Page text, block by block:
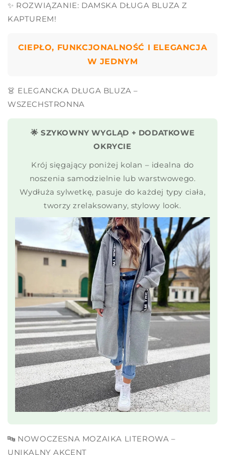
✨ ROZWIĄZANIE: DAMSKA DŁUGA BLUZA Z
KAPTUREM!
CIEPŁO, FUNKCJONALNOŚĆ I ELEGANCJA
W JEDNYM
👗 ELEGANCKA DŁUGA BLUZA –
WSZECHSTRONNA
🌟 SZYKOWNY WYGLĄD + DODATKOWE
OKRYCIE
Krój sięgający poniżej kolan – idealna do
noszenia samodzielnie lub warstwowego.
Wydłuża sylwetkę, pasuje do każdej typy ciała,
tworzy zrelaksowany, stylowy look.
🔤 NOWOCZESNA MOZAIKA LITEROWA –
UNIKALNY AKCENT